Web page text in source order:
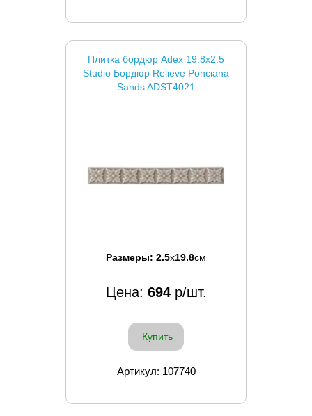
Плитка бордюр Adex 19.8x2.5
Studio Бордюр Relieve Ponciana
Sands ADST4021
Размеры: 2.5x19.8см
Цена: 694р/шт.
Купить
Артикул: 107740